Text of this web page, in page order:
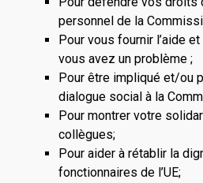
personnel de la
Pour vous fournir l’aide
vous avez un problème ;
Pour être impliqué et/ou
dialogue social à la
Pour montrer votre
collègues;
Pour aider à rétablir la
fonctionnaires de l’UE;